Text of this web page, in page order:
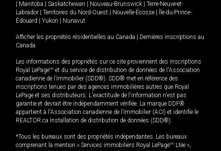
Manitoba Saskatchewan Nouveau-Brunswick
Terre-Neuve-et-
Labrador
Territoires du Nord-Ouest Nouvelle-Écosse
Île-du-Prince-
Édouard
Yukon Nunavut
Afficher les propriétés résidentielles au Canada
Dernières inscriptions au
Canada
Les informations des propriétés sur ce site proviennent des inscriptions
Royal LePageMD et du service de distribution de données de l'Association
canadienne de l’immobilier (SDD®). SDD® met en référence des
inscriptions tenues par des agences immobilières autres que Royal
LePage et ses distributeurs. L'exactitude de l'information n'est pas
garantie et devrait être indépendamment vérifiée. La marque DDF®
appartient à l'Association canadienne de l’immobilier (ACI) et identifie le
REALTOR.ca Installation de distribution de données (SDD®).
*Tous les bureaux sont des propriétés indépendantes. Les bureaux
comprenant la mention « Services immobiliers Royal LePageMD Ltée »,